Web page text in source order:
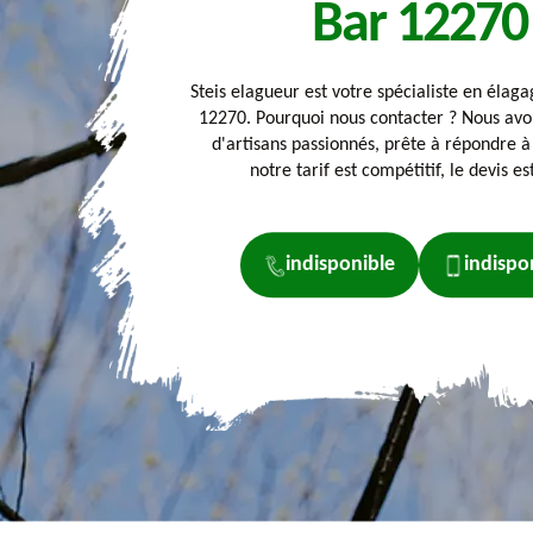
Bar 12270
Steis elagueur est votre spécialiste en
12270. Pourquoi nous contacter ? Nous
d'artisans passionnés, prête à répondre à
notre tarif est compétitif, le devis
indisponible